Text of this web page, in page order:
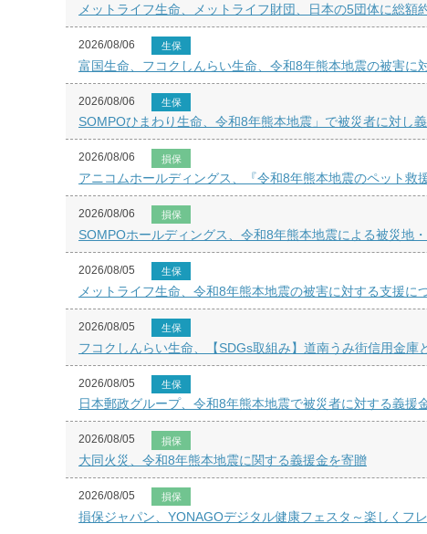
メットライフ生命、メットライフ財団、日本の5団体に総額
2026/08/06 生保
富国生命、フコクしんらい生命、令和8年熊本地震の被害に
2026/08/06 生保
SOMPOひまわり生命、令和8年熊本地震」で被災者に対し
2026/08/06 損保
アニコムホールディングス、『令和8年熊本地震のペット救
2026/08/06 損保
SOMPOホールディングス、令和8年熊本地震による被災地
2026/08/05 生保
メットライフ生命、令和8年熊本地震の被害に対する支援に
2026/08/05 生保
フコクしんらい生命、【SDGs取組み】道南うみ街信用金
2026/08/05 生保
日本郵政グループ、令和8年熊本地震で被災者に対する義援
2026/08/05 損保
大同火災、令和8年熊本地震に関する義援金を寄贈
2026/08/05 損保
損保ジャパン、YONAGOデジタル健康フェスタ～楽しくフ